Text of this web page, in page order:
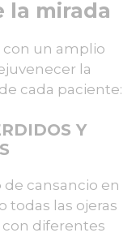
la mirada
con un amplio
la
cada paciente:
Y
de cansancio en
todas las ojeras
con diferentes